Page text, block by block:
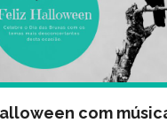
com